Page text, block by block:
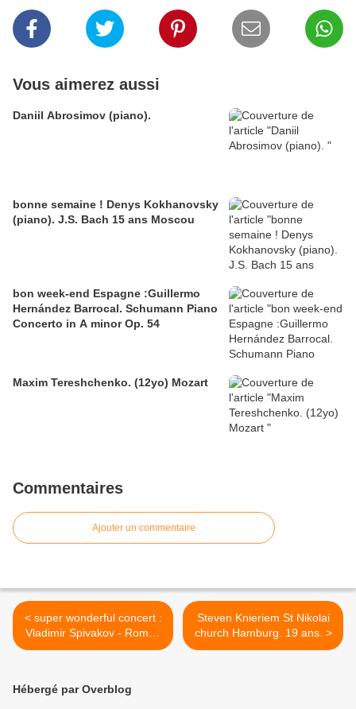
Vous aimerez aussi
Daniil Abrosimov (piano).
bonne semaine ! Denys Kokhanovsky
(piano). J.S. Bach 15 ans Moscou
bon week-end Espagne :Guillermo
Hernández Barrocal. Schumann Piano
Concerto in A minor Op. 54
Maxim Tereshchenko. (12yo) Mozart
Commentaires
Ajouter un commentaire
< super wonderful concert :
Vladimir Spivakov - Roman
Sher, Mozart
Steven Knieriem St Nikolai
church Hamburg. 19 ans. >
Hébergé par Overblog